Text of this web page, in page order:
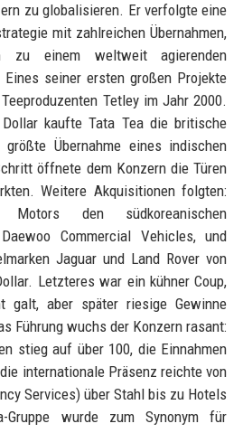
zu globalisieren. Er verfolgte eine
mit zahlreichen Übernahmen,
zu einem weltweit agierenden
seiner ersten großen Projekte
Tetley im Jahr 2000.
kaufte Tata Tea die britische
Übernahme eines indischen
öffnete dem Konzern die Türen
Weitere Akquisitionen folgten:
den südkoreanischen
Commercial Vehicles, und
Jaguar und Land Rover von
Letzteres war ein kühner Coup,
galt, aber später riesige Gewinne
Führung wuchs der Konzern rasant:
stieg auf über 100, die Einnahmen
internationale Präsenz reichte von
Services) über Stahl bis zu Hotels
wurde zum Synonym für